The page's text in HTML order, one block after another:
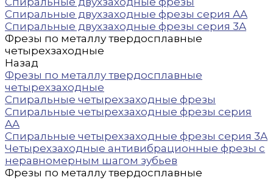
Спиральные двухзаходные фрезы серия AA
Спиральные двухзаходные фрезы серия 3A
Фрезы по металлу твердосплавные
четырехзаходные
Назад
Фрезы по металлу твердосплавные
четырехзаходные
Спиральные четырехзаходные фрезы
Спиральные четырехзаходные фрезы серия
AA
Спиральные четырехзаходные фрезы серия 3A
Четырехзаходные антивибрационные фрезы с
неравномерным шагом зубьев
Фрезы по металлу твердосплавные